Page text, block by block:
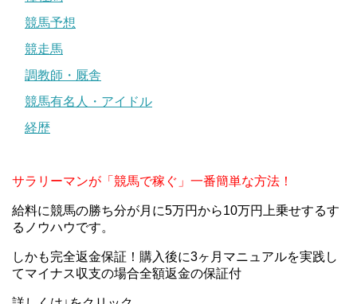
競馬予想
競走馬
調教師・厩舎
競馬有名人・アイドル
経歴
サラリーマンが「競馬で稼ぐ」一番簡単な方法！
給料に競馬の勝ち分が月に5万円から10万円上乗せするす
るノウハウです。
しかも完全返金保証！購入後に3ヶ月マニュアルを実践し
てマイナス収支の場合全額返金の保証付